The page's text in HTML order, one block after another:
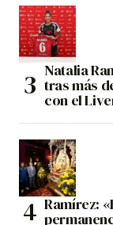
Natalia
tras más
con el
Ramírez: